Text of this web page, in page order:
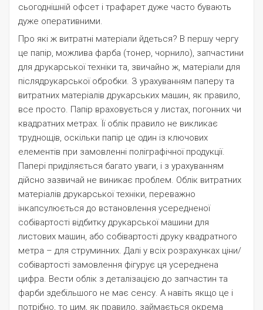
сьогоднішній офсет і трафарет дуже часто бувають
дуже оперативними.
Про які ж витратні матеріали йдеться? В першу чергу
це папір, можлива фарба (тонер, чорнило), запчастини
для друкарської техніки та, звичайно ж, матеріали для
післядрукарської обробки. З урахуванням паперу та
витратних матеріалів друкарських машин, як правило,
все просто. Папір враховується у листах, погонних чи
квадратних метрах. Її облік правило не викликає
труднощів, оскільки папір це один із ключових
елементів при замовленні поліграфічної продукції.
Папері приділяється багато уваги, і з урахуванням
дійсно зазвичай не виникає проблем. Облік витратних
матеріалів друкарської техніки, переважно
інкапсулюється до встановлення усередненої
собівартості відбитку друкарської машини для
листових машин, або собівартості друку квадратного
метра – для струминних. Далі у всіх розрахунках ціни/
собівартості замовлення фігурує ця усереднена
цифра. Вести облік з деталізацією до запчастин та
фарби здебільшого не має сенсу. А навіть якщо це і
потрібно, то цим, як правило, займається окрема